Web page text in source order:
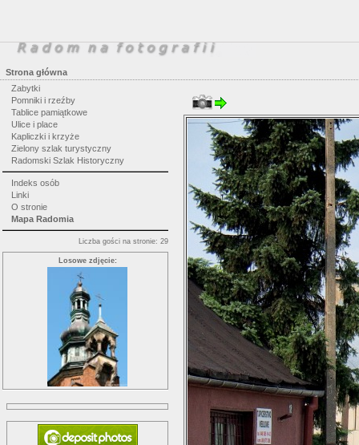
Strona główna
Zabytki
Pomniki i rzeźby
Tablice pamiątkowe
Ulice i place
Kapliczki i krzyże
Zielony szlak turystyczny
Radomski Szlak Historyczny
Indeks osób
Linki
O stronie
Mapa Radomia
Liczba gości na stronie: 29
Losowe zdjęcie: